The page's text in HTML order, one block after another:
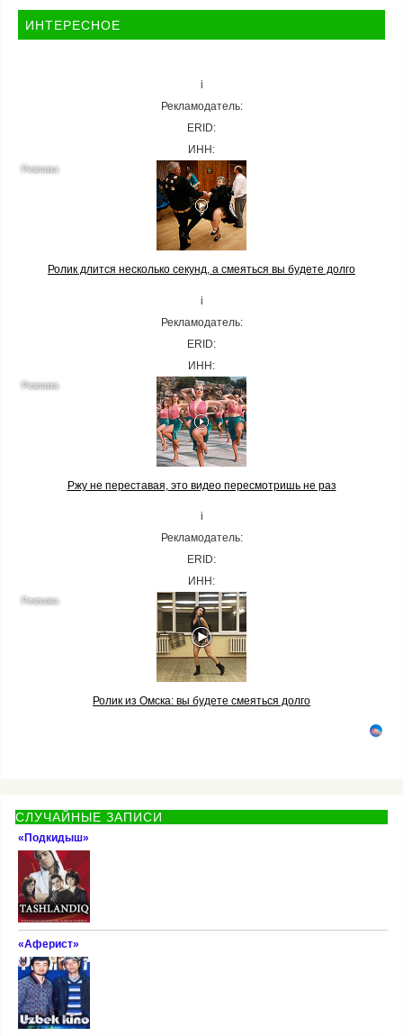
ИНТЕРЕСНОЕ
i
Рекламодатель:
ERID:
ИНН:
Ролик длится несколько секунд, а смеяться вы будете долго
i
Рекламодатель:
ERID:
ИНН:
Ржу не переставая, это видео пересмотришь не раз
i
Рекламодатель:
ERID:
ИНН:
Ролик из Омска: вы будете смеяться долго
СЛУЧАЙНЫЕ ЗАПИСИ
«Подкидыш»
«Аферист»